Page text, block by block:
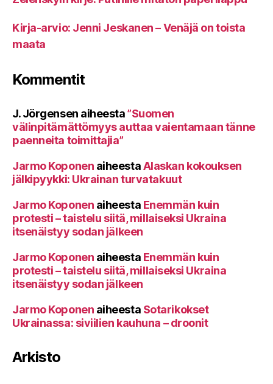
Kirja-arvio: Jenni Jeskanen – Venäjä on toista
maata
Kommentit
J. Jörgensen aiheesta”Suomen
välinpitämättömyys auttaa vaientamaan tänne
paenneita toimittajia”
Jarmo Koponen aiheestaAlaskan kokouksen
jälkipyykki: Ukrainan turvatakuut
Jarmo Koponen aiheesta Enemmän kuin
protesti – taistelu siitä, millaiseksi Ukraina
itsenäistyy sodan jälkeen
Jarmo Koponen aiheesta Enemmän kuin
protesti – taistelu siitä, millaiseksi Ukraina
itsenäistyy sodan jälkeen
Jarmo Koponen aiheesta Sotarikokset
Ukrainassa: siviilien kauhuna – droonit
Arkisto